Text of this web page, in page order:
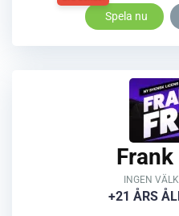
Spela nu
Frank
INGEN
+21 ÅRS